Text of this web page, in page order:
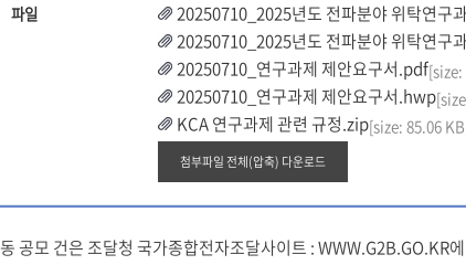
파일 20250710_2025년도 전파분야 위탁연구
20250710_2025년도 전파분야 위탁연구
20250710_연구과제 제안요구서.pdf
20250710_연구과제 제안요구서.hwp
KCA 연구과제 관련 규정.zip[size: 85.06
첨부파일 전체(압축) 다운로드
동 공모 건은 조달청 국가종합전자조달사이트 : WWW.G2B.GO.KR